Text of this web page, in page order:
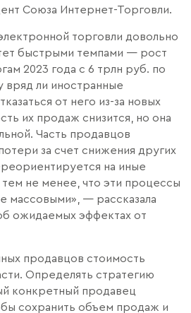
Союза Интернет-Торговли.
торговли довольно
быстрыми темпами — рост
2023 года с 6 трлн руб. по
вряд ли иностранные
от него из-за новых
их продаж снизится, но она
Часть продавцов
за счет снижения других
на иные
не менее, что эти процессы
массовыми», — рассказала
ожидаемых эффектах от
продавцов стоимость
Определять стратегию
конкретный продавец
сохранить объем продаж и